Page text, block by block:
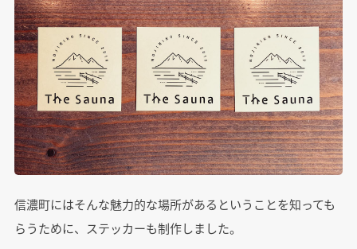
信濃町にはそんな魅力的な場所があるということを知っても
らうために、ステッカーも制作しました。